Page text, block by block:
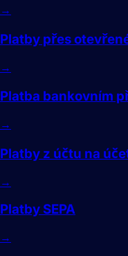
→
Platby přes
→
Platba bankovním
→
Platby z účtu na
→
Platby SEPA
→